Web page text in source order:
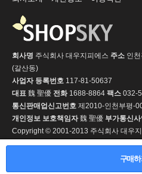
구매하
회사명 주식회사 대우지피에스 주소 인
(갈산동)
사업자 등록번호 117-81-50637
대표 魏 聖優 전화1688-8864 팩스 032-
통신판매업신고번호 제2010-인천부평-
개인정보 보호책임자魏 聖優 부가통신
Copyright © 2001-2013 주식회사 대우
PC